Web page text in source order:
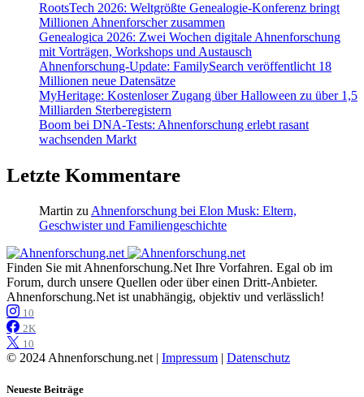
RootsTech 2026: Weltgrößte Genealogie-Konferenz bringt
Millionen Ahnenforscher zusammen
Genealogica 2026: Zwei Wochen digitale Ahnenforschung
mit Vorträgen, Workshops und Austausch
Ahnenforschung-Update: FamilySearch veröffentlicht 18
Millionen neue Datensätze
MyHeritage: Kostenloser Zugang über Halloween zu über 1,5
Milliarden Sterberegistern
Boom bei DNA-Tests: Ahnenforschung erlebt rasant
wachsenden Markt
Letzte Kommentare
Martin zu Ahnenforschung bei Elon Musk: Eltern,
Geschwister und Familiengeschichte
Finden Sie mit Ahnenforschung.Net Ihre Vorfahren. Egal ob im
Forum, durch unsere Quellen oder über einen Dritt-Anbieter.
Ahnenforschung.Net ist unabhängig, objektiv und verlässlich!
10
2K
10
© 2024 Ahnenforschung.net | Impressum | Datenschutz
Neueste Beiträge